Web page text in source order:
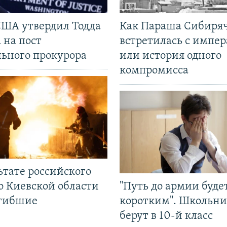
утвердил Тодда
пост
прокурора
российского
Киевской области
Как Параша
встретилась с
или история одного
компромисса
"Путь до армии
коротким".
берут в 10-й класс